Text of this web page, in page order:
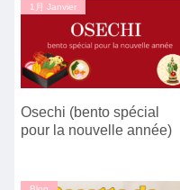
1月 Janvier
Osechi (bento spécial
pour la nouvelle année)